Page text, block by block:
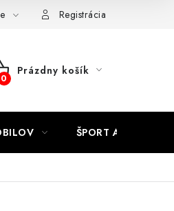
Registrácia
Prázdny košík
ŠPORT A HOBBY